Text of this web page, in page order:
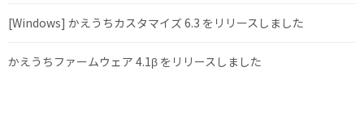
[Windows] かえうちカスタマイズ 6.3 をリリースしました
かえうちファームウェア 4.1β をリリースしました